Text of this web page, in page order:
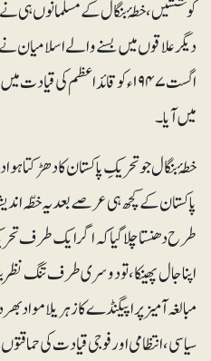
کوششیں، خطۂ بنگال کے مسلمانوں ہی
اگست ۱۹۴۷ء کو قائد اعظم کی
میں آیا۔
خطۂ بنگال جو تحریکِ پاکستان کا دھڑکتا
پاکستان کے کچھ ہی عرصے بعد یہ خطّہ
طرح دھنستا چلا گیا کہ اگر ایک طرف
اپنا جال پھینکا ، تو دوسری طرف تنگ
مبالغہ آمیز پراپیگنڈے کا زہریلا مواد
سیاسی، انتظامی اور فوجی قیادت کی